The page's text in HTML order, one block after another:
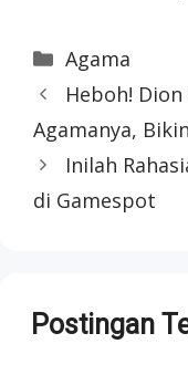
Categories
Agama
Heboh!
Agamanya,
Inilah
di Gamespot
Postingan